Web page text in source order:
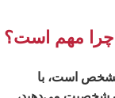
مهم است؟
است، با